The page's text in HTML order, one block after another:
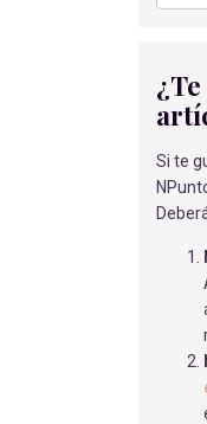
Mata
Peñas
Si te